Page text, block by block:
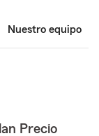
Nuestro equipo
Precio